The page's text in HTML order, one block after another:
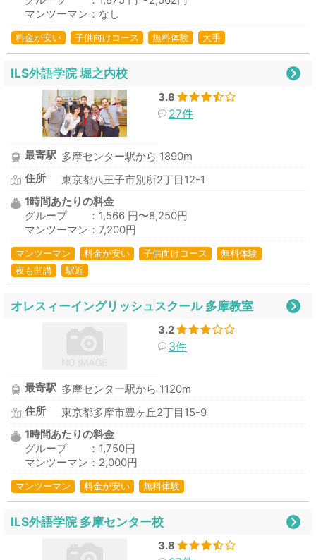
マンツーマン：なし
料金が安い 子供向けコース 無料体験 大手
ILS外語学院 堀之内校
3.8
27件
最寄駅 多摩センター駅から 1890m
住所
東京都八王子市別所2丁目12-1
1時間あたりの料金
グループ ：1,566 円〜8,250円
マンツーマン：7,200円
マンツーマン 料金が安い 子供向けコース
無料体験
夜も開講
駅近
オレスィーイングリッシュスクール 多摩教室
3.2
3件
最寄駅 多摩センター駅から 1120m
住所
東京都多摩市豊ヶ丘2丁目15-9
1時間あたりの料金
グループ ：1,750円
マンツーマン：2,000円
マンツーマン 料金が安い 無料体験
ILS外語学院 多摩センター校
3.8